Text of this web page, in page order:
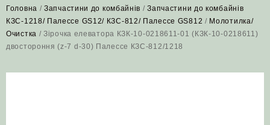
Головна /Запчастини до комбайнів /Запчастини до комбайнів
КЗС-1218/ Палессе GS12/ КЗС-812/ Палессе GS812 / Молотилка/
Очистка / Зірочка елеватора КЗК-10-0218611-01 (КЗК-10-0218611)
двостороння (z-7 d-30) Палессе КЗС-812/1218